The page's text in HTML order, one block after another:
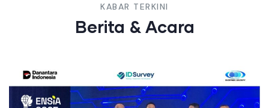
KABAR TERKINI
Berita & Acara